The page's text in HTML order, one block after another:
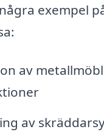
exempel
av
av